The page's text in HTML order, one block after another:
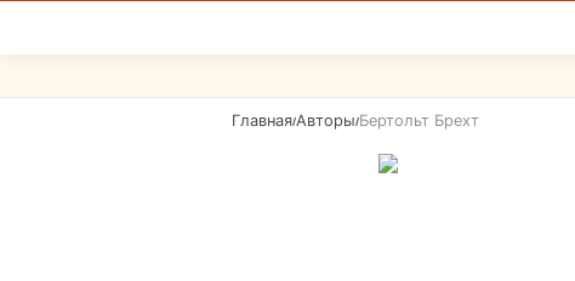
Главная/Авторы/Бертольт Брехт